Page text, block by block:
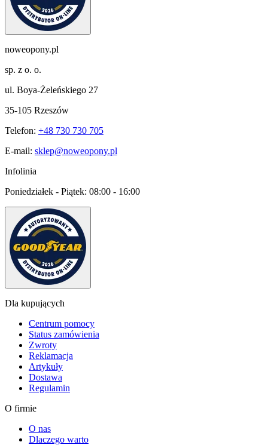
noweopony.pl
sp. z o. o.
ul. Boya-Żeleńskiego 27
35-105 Rzeszów
Telefon: +48 730 730 705
E-mail: sklep@noweopony.pl
Infolinia
Poniedziałek - Piątek: 08:00 - 16:00
Dla kupujących
Centrum pomocy
Status zamówienia
Zwroty
Reklamacja
Artykuły
Dostawa
Regulamin
O firmie
O nas
Dlaczego warto